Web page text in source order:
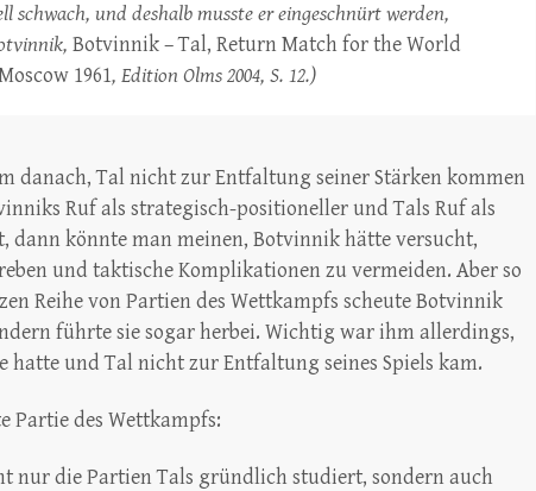
schwach, und deshalb musste er eingeschnürt werden,
Botvinnik – Tal, Return Match for the World
1961, Edition Olms 2004, S. 12.)
danach, Tal nicht zur Entfaltung seiner Stärken kommen
Ruf als strategisch-positioneller und Tals Ruf als
dann könnte man meinen, Botvinnik hätte versucht,
und taktische Komplikationen zu vermeiden. Aber so
Reihe von Partien des Wettkampfs scheute Botvinnik
führte sie sogar herbei. Wichtig war ihm allerdings,
hatte und Tal nicht zur Entfaltung seines Spiels kam.
Partie des Wettkampfs:
nur die Partien Tals gründlich studiert, sondern auch